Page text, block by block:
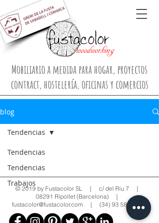
Mobiliario a medida para hogar, proyectos
contract, hostelería, oficinas y comercios
blog
Tendencias
Tendencias
Trabajos
Tendencias
© 2019 by Fustacolor SL | c/ del Riu 7 |
08291 Ripollet (Barcelona) |
fustacolor@fustacolor.com| (34) 93 580 30 75